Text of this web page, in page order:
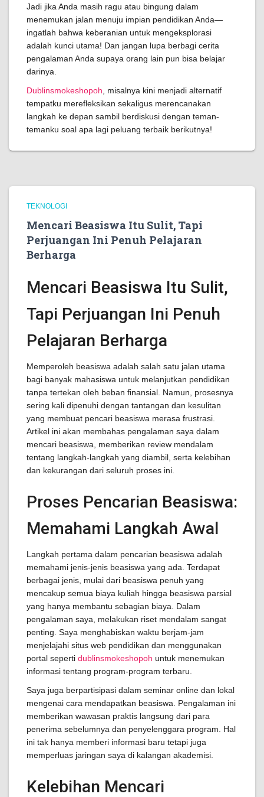
Jadi jika Anda masih ragu atau bingung dalam
menemukan jalan menuju impian pendidikan Anda—
ingatlah bahwa keberanian untuk mengeksplorasi
adalah kunci utama! Dan jangan lupa berbagi cerita
pengalaman Anda supaya orang lain pun bisa belajar
darinya.
Dublinsmokeshopoh , misalnya kini menjadi alternatif
tempatku merefleksikan sekaligus merencanakan
langkah ke depan sambil berdiskusi dengan teman-
temanku soal apa lagi peluang terbaik berikutnya!
TEKNOLOGI
Mencari Beasiswa Itu Sulit, Tapi
Perjuangan Ini Penuh Pelajaran
Berharga
Mencari Beasiswa Itu Sulit,
Tapi Perjuangan Ini Penuh
Pelajaran Berharga
Memperoleh beasiswa adalah salah satu jalan utama
bagi banyak mahasiswa untuk melanjutkan pendidikan
tanpa tertekan oleh beban finansial. Namun, prosesnya
sering kali dipenuhi dengan tantangan dan kesulitan
yang membuat pencari beasiswa merasa frustrasi.
Artikel ini akan membahas pengalaman saya dalam
mencari beasiswa, memberikan review mendalam
tentang langkah-langkah yang diambil, serta kelebihan
dan kekurangan dari seluruh proses ini.
Proses Pencarian Beasiswa:
Memahami Langkah Awal
Langkah pertama dalam pencarian beasiswa adalah
memahami jenis-jenis beasiswa yang ada. Terdapat
berbagai jenis, mulai dari beasiswa penuh yang
mencakup semua biaya kuliah hingga beasiswa parsial
yang hanya membantu sebagian biaya. Dalam
pengalaman saya, melakukan riset mendalam sangat
penting. Saya menghabiskan waktu berjam-jam
menjelajahi situs web pendidikan dan menggunakan
portal seperti dublinsmokeshopoh untuk menemukan
informasi tentang program-program terbaru.
Saya juga berpartisipasi dalam seminar online dan lokal
mengenai cara mendapatkan beasiswa. Pengalaman ini
memberikan wawasan praktis langsung dari para
penerima sebelumnya dan penyelenggara program. Hal
ini tak hanya memberi informasi baru tetapi juga
memperluas jaringan saya di kalangan akademisi.
Kelebihan Mencari